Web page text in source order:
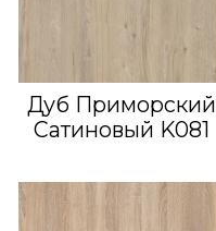
Дуб Приморский
Сатиновый K081